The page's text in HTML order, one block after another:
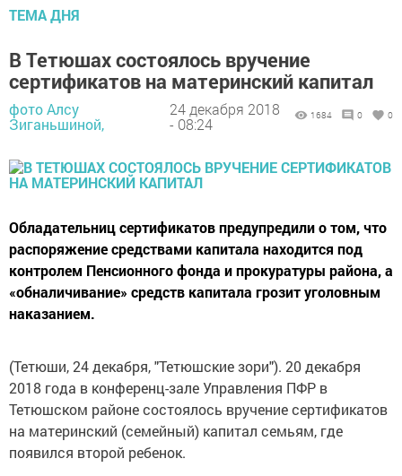
ТЕМА ДНЯ
В Тетюшах состоялось вручение
сертификатов на материнский капитал
фото Алсу
Зиганьшиной,
24 декабря 2018
- 08:24
1684 0 0
Обладательниц сертификатов предупредили о том, что
распоряжение средствами капитала находится под
контролем Пенсионного фонда и прокуратуры района, а
«обналичивание» средств капитала грозит уголовным
наказанием.
(Тетюши, 24 декабря, "Тетюшские зори"). 20 декабря
2018 года в конференц-зале Управления ПФР в
Тетюшском районе состоялось вручение сертификатов
на материнский (семейный) капитал семьям, где
появился второй ребенок.